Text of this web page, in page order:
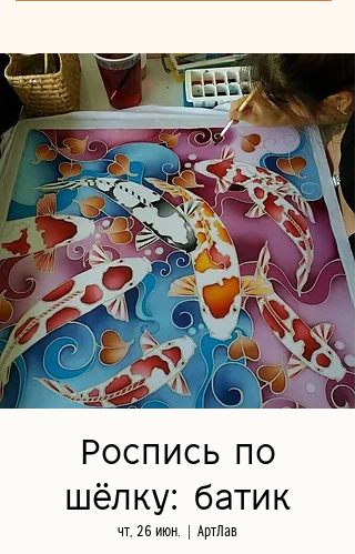
Роспись по
шёлку: батик
чт, 26 июн. АртЛав